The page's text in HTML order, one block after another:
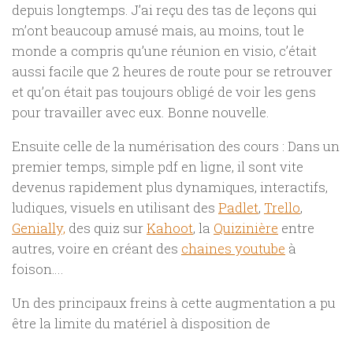
depuis longtemps. J’ai reçu des tas de leçons qui
m’ont beaucoup amusé mais, au moins, tout le
monde a compris qu’une réunion en visio, c’était
aussi facile que 2 heures de route pour se retrouver
et qu’on était pas toujours obligé de voir les gens
pour travailler avec eux. Bonne nouvelle.
Ensuite celle de la numérisation des cours : Dans un
premier temps, simple pdf en ligne, il sont vite
devenus rapidement plus dynamiques, interactifs,
ludiques, visuels en utilisant des Padlet, Trello,
Genially, des quiz surKahoot, la Quizinière entre
autres, voire en créant des chaines youtube à
foison….
Un des principaux freins à cette augmentation a pu
être la limite du matériel à disposition de